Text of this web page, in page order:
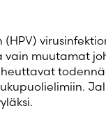
vain muutamat